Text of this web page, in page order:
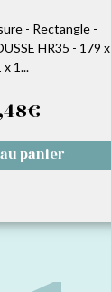
- Rectangle -
HR35 - 179 x
x 1...
€
panier